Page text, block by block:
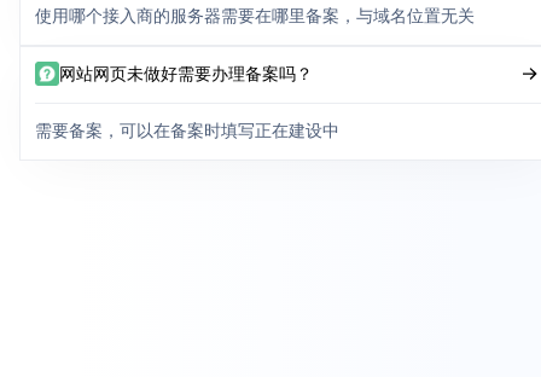
使用哪个接入商的服务器需要在哪里备案，与域名位置无关
网站网页未做好需要办理备案吗？
需要备案，可以在备案时填写正在建设中